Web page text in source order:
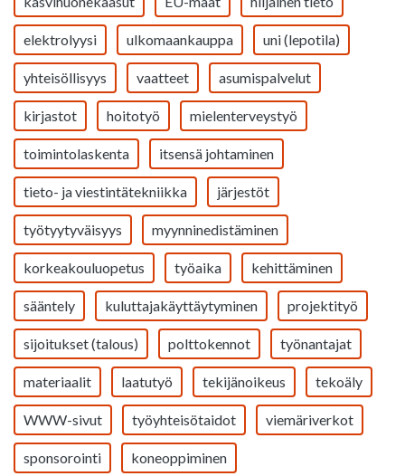
elektrolyysi ulkomaankauppa uni (lepotila)
yhteisöllisyys vaatteet asumispalvelut
kirjastot hoitotyö mielenterveystyö
toimintolaskenta itsensä johtaminen
tieto- ja viestintätekniikka järjestöt
työtyytyväisyys myynninedistäminen
korkeakouluopetus työaika kehittäminen
sääntely kuluttajakäyttäytyminen projektityö
sijoitukset (talous) polttokennot työnantajat
materiaalit laatutyö tekijänoikeus tekoäly
WWW-sivut työyhteisötaidot viemäriverkot
sponsorointi koneoppiminen